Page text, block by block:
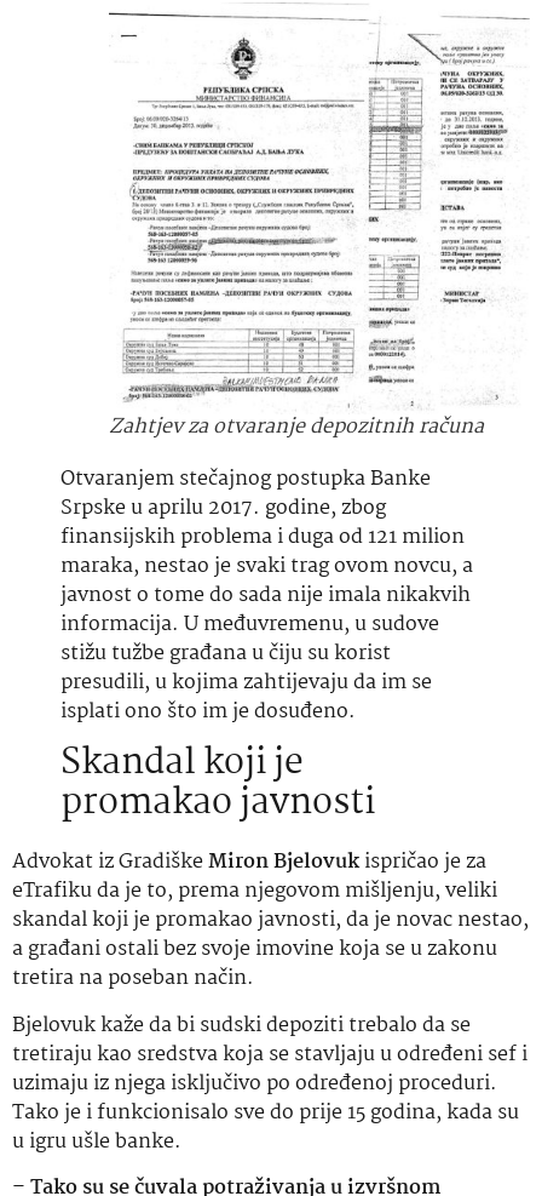
Zahtjev za otvaranje depozitnih računa
Otvaranjem stečajnog postupka Banke
Srpske u aprilu 2017. godine, zbog
finansijskih problema i duga od 121 milion
maraka, nestao je svaki trag ovom novcu, a
javnost o tome do sada nije imala nikakvih
informacija. U međuvremenu, u sudove
stižu tužbe građana u čiju su korist
presudili, u kojima zahtijevaju da im se
isplati ono što im je dosuđeno.
Skandal koji je
promakao javnosti
Advokat iz GradiškeMiron Bjelovukispričao je za
eTrafiku da je to, prema njegovom mišljenju, veliki
skandal koji je promakao javnosti, da je novac nestao,
a građani ostali bez svoje imovine koja se u zakonu
tretira na poseban način.
Bjelovuk kaže da bi sudski depoziti trebalo da se
tretiraju kao sredstva koja se stavljaju u određeni sef i
uzimaju iz njega isključivo po određenoj proceduri.
Tako je i funkcionisalo sve do prije 15 godina, kada su
u igru ušle banke.
–Tako su se čuvala potraživanja u izvršnom